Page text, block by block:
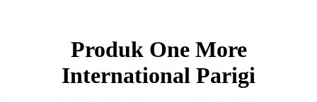
Produk One More
International Parigi